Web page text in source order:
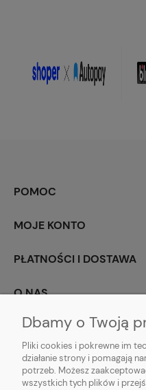
POMOC
MOJE KONTO
PŁATNOŚCI I DOSTAWA
O NAS
Dbamy o Twoją
Pliki cookies i pokrewne im
działanie strony i pomagają
potrzeb. Możesz
wszystkich tych plików i